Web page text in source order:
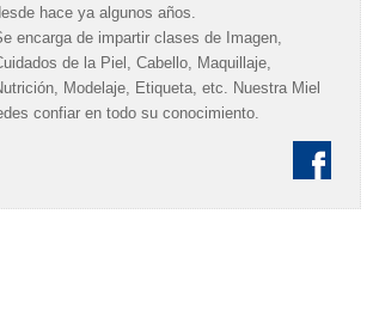
hace ya algunos años.
encarga de impartir clases de Imagen,
de la Piel, Cabello, Maquillaje,
Modelaje, Etiqueta, etc. Nuestra Miel
confiar en todo su conocimiento.